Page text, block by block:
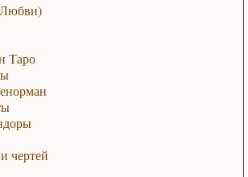
Таро
чертей